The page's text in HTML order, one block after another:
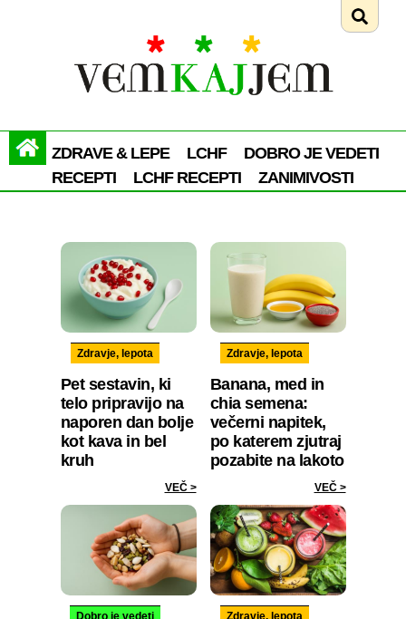
ZDRAVE & LEPE LCHF
DOBRO JE VEDETI
RECEPTI
LCHF RECEPTI ZANIMIVOSTI
Zdravje, lepota
Pet sestavin, ki
telo pripravijo na
naporen dan bolje
kot kava in bel
kruh
VEČ >
Zdravje, lepota
Banana, med in
chia semena:
večerni napitek,
po katerem zjutraj
pozabite na lakoto
VEČ >
Dobro je vedeti Zdravje, lepota